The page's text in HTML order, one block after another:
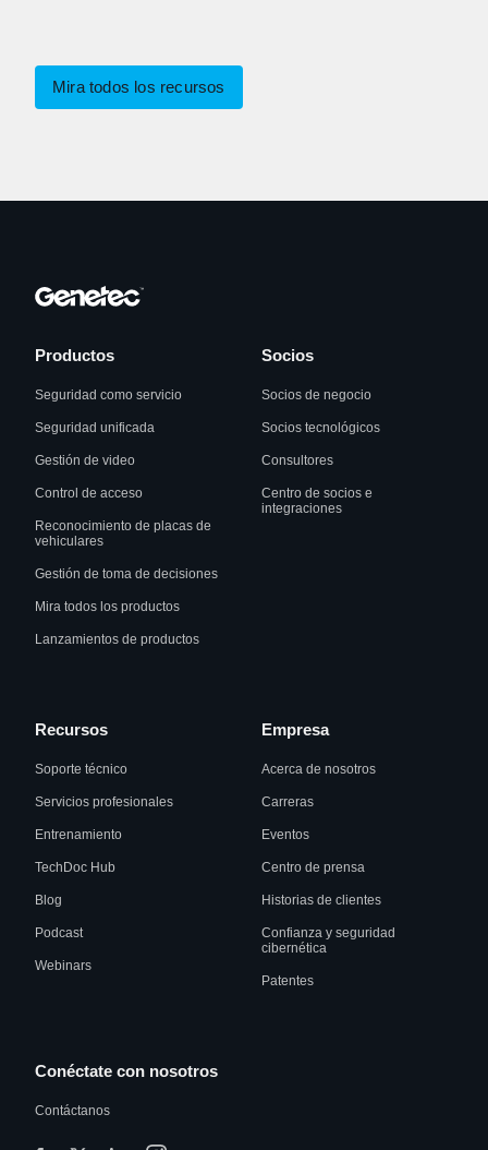
Mira todos los recursos
Productos
Seguridad como servicio
Seguridad unificada
Gestión de video
Control de acceso
Reconocimiento de placas de
vehiculares
Gestión de toma de decisiones
Mira todos los productos
Lanzamientos de productos
Socios
Socios de negocio
Socios tecnológicos
Consultores
Centro de socios e
integraciones
Recursos
Soporte técnico
Servicios profesionales
Entrenamiento
TechDoc Hub
Blog
Podcast
Webinars
Empresa
Acerca de nosotros
Carreras
Eventos
Centro de prensa
Historias de clientes
Confianza y seguridad
cibernética
Patentes
Conéctate con nosotros
Contáctanos